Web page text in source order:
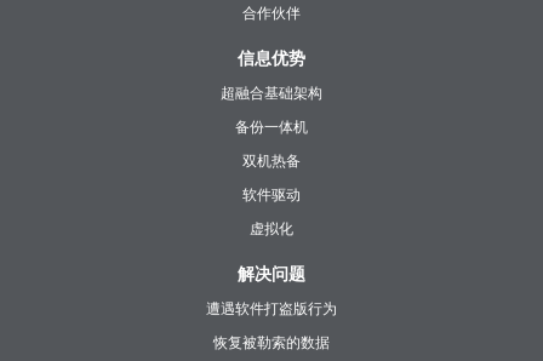
合作伙伴
信息优势
超融合基础架构
备份一体机
双机热备
软件驱动
虚拟化
解决问题
遭遇软件打盗版行为
恢复被勒索的数据